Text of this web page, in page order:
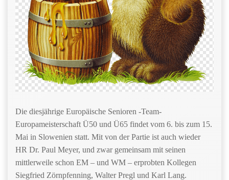
Die diesjährige Europäische Senioren -Team-
Europameisterschaft Ü50 und Ü65 findet vom 6. bis zum 15.
Mai in Slowenien statt. Mit von der Partie ist auch wieder
HR Dr. Paul Meyer, und zwar gemeinsam mit seinen
mittlerweile schon EM – und WM – erprobten Kollegen
Siegfried Zörnpfenning, Walter Pregl und Karl Lang.